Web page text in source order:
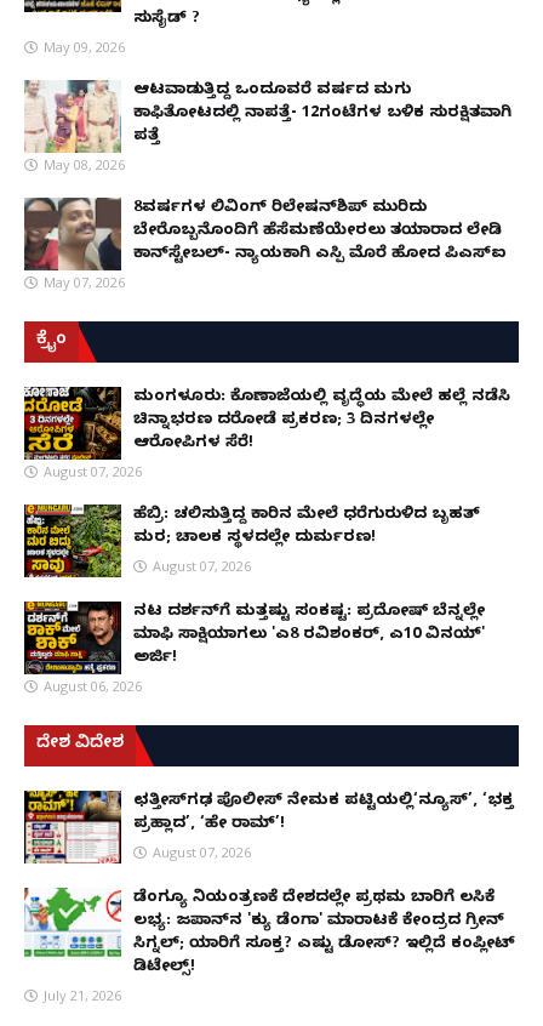
ಸುಸೈಡ್ ?
May 09, 2026
ಆಟವಾಡುತ್ತಿದ್ದ ಒಂದೂವರೆ ವರ್ಷದ ಮಗು
ಕಾಫಿತೋಟದಲ್ಲಿ ನಾಪತ್ತೆ- 12ಗಂಟೆಗಳ ಬಳಿಕ ಸುರಕ್ಷಿತವಾಗಿ
ಪತ್ತೆ
May 08, 2026
8ವರ್ಷಗಳ ಲಿವಿಂಗ್‌ ರಿಲೇಷನ್‌ಶಿಪ್ ಮುರಿದು
ಬೇರೊಬ್ಬನೊಂದಿಗೆ ಹೆಸೆಮಣೆಯೇರಲು ತಯಾರಾದ ಲೇಡಿ
ಕಾನ್‌ಸ್ಟೇಬಲ್- ನ್ಯಾಯಕ್ಕಾಗಿ ಎಸ್ಪಿ ಮೊರೆ ಹೋದ ಪಿಎಸ್ಐ
May 07, 2026
ಕ್ರೈಂ
ಮಂಗಳೂರು: ಕೊಣಾಜೆಯಲ್ಲಿ ವೃದ್ಧೆಯ ಮೇಲೆ ಹಲ್ಲೆ ನಡೆಸಿ
ಚಿನ್ನಾಭರಣ ದರೋಡೆ ಪ್ರಕರಣ; 3 ದಿನಗಳಲ್ಲೇ
ಆರೋಪಿಗಳ ಸೆರೆ!
August 07, 2026
ಹೆಬ್ರಿ: ಚಲಿಸುತ್ತಿದ್ದ ಕಾರಿನ ಮೇಲೆ ಧರೆಗುರುಳಿದ ಬೃಹತ್
ಮರ; ಚಾಲಕ ಸ್ಥಳದಲ್ಲೇ ದುರ್ಮರಣ!
August 07, 2026
ನಟ ದರ್ಶನ್‌ಗೆ ಮತ್ತಷ್ಟು ಸಂಕಷ್ಟ: ಪ್ರದೋಷ್ ಬೆನ್ನಲ್ಲೇ
ಮಾಫಿ ಸಾಕ್ಷಿಯಾಗಲು 'ಎ8 ರವಿಶಂಕರ್, ಎ10 ವಿನಯ್'
ಅರ್ಜಿ!
August 06, 2026
ದೇಶ ವಿದೇಶ
ಛತ್ತೀಸ್‌ಗಢ ಪೊಲೀಸ್ ನೇಮಕ ಪಟ್ಟಿಯಲ್ಲಿ‘ನ್ಯೂಸ್’, ‘ಭಕ್ತ
ಪ್ರಹ್ಲಾದ’, ‘ಹೇ ರಾಮ್’!
August 07, 2026
ಡೆಂಗ್ಯೂ ನಿಯಂತ್ರಣಕ್ಕೆ ದೇಶದಲ್ಲೇ ಪ್ರಥಮ ಬಾರಿಗೆ ಲಸಿಕೆ
ಲಭ್ಯ: ಜಪಾನ್‌ನ 'ಕ್ಯು ಡೆಂಗಾ' ಮಾರಾಟಕ್ಕೆ ಕೇಂದ್ರದ ಗ್ರೀನ್
ಸಿಗ್ನಲ್; ಯಾರಿಗೆ ಸೂಕ್ತ? ಎಷ್ಟು ಡೋಸ್? ಇಲ್ಲಿದೆ ಕಂಪ್ಲೀಟ್
ಡಿಟೇಲ್ಸ್!
July 21, 2026